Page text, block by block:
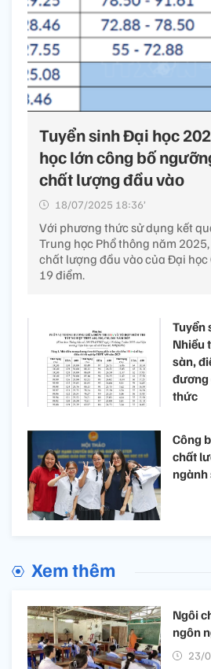
Tuyển sinh Đại học
học lớn công bố
chất lượng đầu vào
18/07/2025 18:36’
Với phương thức sử dụng kết
Trung học Phổ thông năm
chất lượng đầu vào của Đại học
19 điểm.
Tuyển
Nhiều
sàn,
đương
thức
Công
chất
ngành
Xem thêm
Ngôi
ngôn
23/